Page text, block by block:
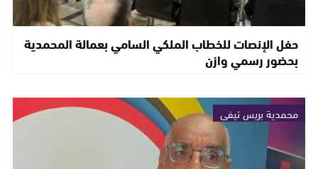
حفل الإنصات للخطاب الملكي السامي بعمالة المحمدية
بحضور رسمي وازن
محمدية بريس تيفي